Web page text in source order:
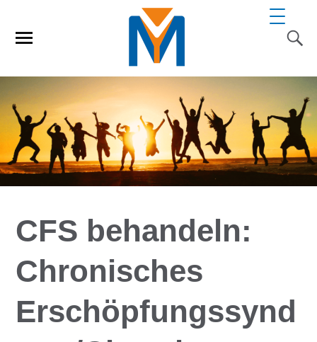
CFS behandeln:
Chronisches
Erschöpfungssynd